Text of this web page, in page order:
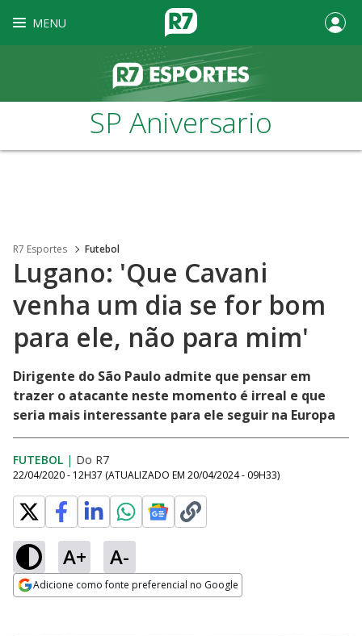
MENU
SP Aniversario
R7 Esportes Futebol
Lugano: 'Que Cavani
venha um dia se for bom
para ele, não para mim'
Dirigente do São Paulo admite que pensar em
trazer o atacante neste momento é irreal e que
seria mais interessante para ele seguir na Europa
FUTEBOL | Do R7
22/04/2020 - 12H37 (ATUALIZADO EM 20/04/2024 - 09H33)
A+ A-
Adicione como fonte preferencial no Google